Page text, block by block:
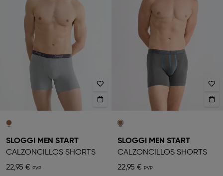
SLOGGI MEN START
CALZONCILLOS SHORTS
22,95 €
SLOGGI MEN START
CALZONCILLOS SHORTS
22,95 €